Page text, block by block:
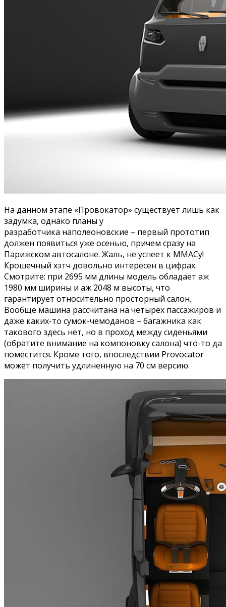
На данном этапе «Провокатор» существует лишь как
задумка, однако планы у
разработчика наполеоновские – первый прототип
должен появиться уже осенью, причем сразу на
Парижском автосалоне. Жаль, не успеет к ММАСу!
Крошечный хэтч довольно интересен в цифрах.
Смотрите: при 2695 мм длины модель обладает аж
1980 мм ширины и аж 2048 м высоты, что
гарантирует относительно просторный салон.
Вообще машина рассчитана на четырех пассажиров и
даже каких-то сумок-чемоданов – багажника как
такового здесь нет, но в проход между сиденьями
(обратите внимание на компоновку салона) что-то да
поместится. Кроме того, впоследствии Provocator
может получить удлиненную на 70 см версию.